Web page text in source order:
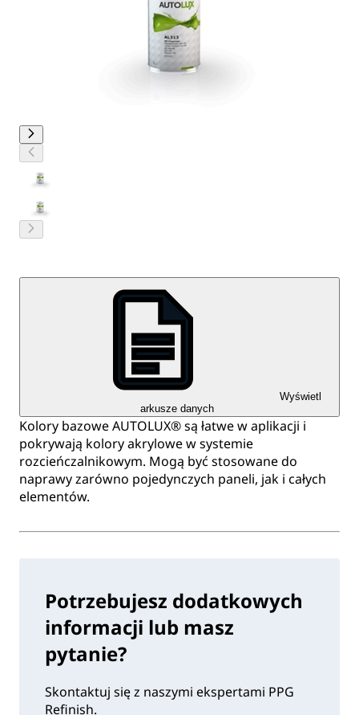
Wyświetl
arkusze danych
Kolory bazowe AUTOLUX® są łatwe w aplikacji i
pokrywają kolory akrylowe w systemie
rozcieńczalnikowym. Mogą być stosowane do
naprawy zarówno pojedynczych paneli, jak i całych
elementów.
Potrzebujesz dodatkowych
informacji lub masz
pytanie?
Skontaktuj się z naszymi ekspertami PPG
Refinish.